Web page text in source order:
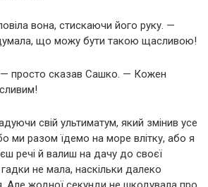
вона, стискаючи його руку. —
що можу бути такою щасливою!
просто сказав Сашко. — Кожен
свій ультиматум, який змінив усе
ми разом їдемо на море влітку, або я
речі й валиш на дачу до своєї
не мала, наскільки далеко